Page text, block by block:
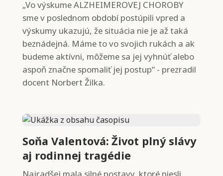
„Vo výskume ALZHEIMEROVEJ CHOROBY
sme v poslednom období postúpili vpred a
výskumy ukazujú, že situácia nie je až taká
beznádejná. Máme to vo svojich rukách a ak
budeme aktívni, môžeme sa jej vyhnúť alebo
aspoň značne spomaliť jej postup“ - prezradil
docent Norbert Žilka.
Soňa Valentová: Život plný slávy
aj rodinnej tragédie